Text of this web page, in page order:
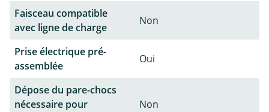
Faisceau compatible
avec ligne de charge
Non
Prise électrique pré-
assemblée
Oui
Dépose du pare-chocs
nécessaire pour
Non